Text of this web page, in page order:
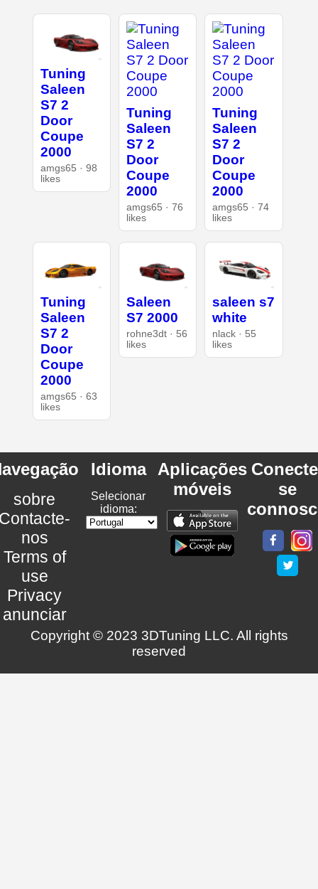
Tuning
Saleen
S7 2
Door
Coupe
2000
amgs65 · 98
likes
Tuning
Saleen
S7 2
Door
Coupe
2000
amgs65 · 76
likes
Tuning
Saleen
S7 2
Door
Coupe
2000
amgs65 · 74
likes
Tuning
Saleen
S7 2
Door
Coupe
2000
amgs65 · 63
likes
Saleen
S7 2000
rohne3dt · 56
likes
saleen s7
white
nlack · 55
likes
sobre
nos
Terms of
use
Privacy
anunciar
Idioma
Selecionar
idioma:
Aplicações
móveis
se
Copyright © 2023 3DTuning LLC. All rights
reserved